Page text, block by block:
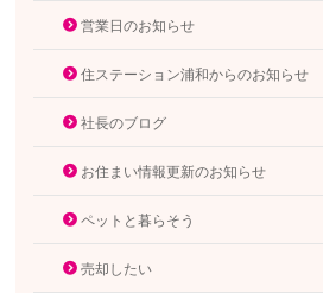
営業日のお知らせ
住ステーション浦和からのお知らせ
社長のブログ
お住まい情報更新のお知らせ
ペットと暮らそう
売却したい